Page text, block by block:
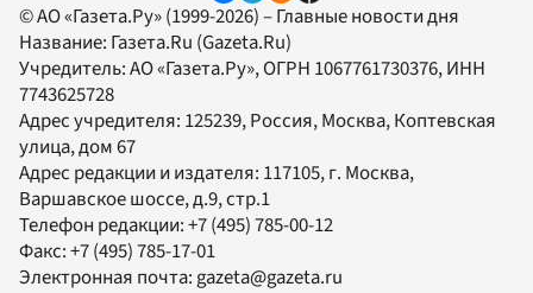
© АО «Газета.Ру» (1999-2026) – Главные новости дня
Название: Газета.Ru (Gazeta.Ru)
Учредитель:АО «Газета.Ру», ОГРН 1067761730376, ИНН
7743625728
Адрес учредителя: 125239, Россия, Москва, Коптевская
улица, дом 67
Адрес редакции и издателя: 117105, г. Москва,
Варшавское шоссе, д.9, стр.1
Телефон редакции:+7 (495) 785-00-12
Факс:+7 (495) 785-17-01
Электронная почта: gazeta@gazeta.ru